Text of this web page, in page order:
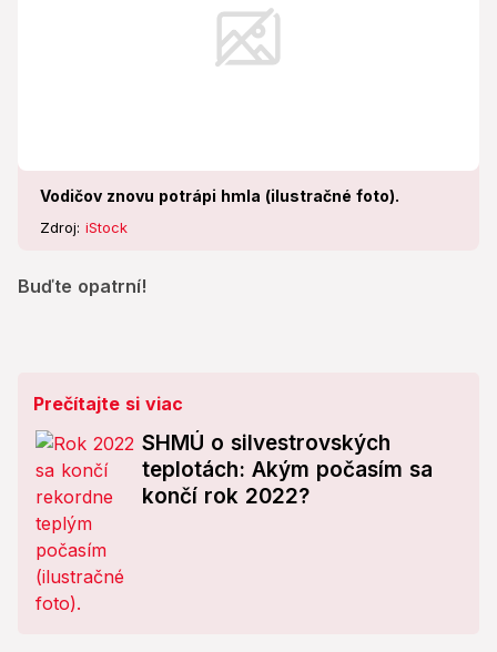
Vodičov znovu potrápi hmla (ilustračné foto).
Zdroj: iStock
Buďte opatrní!
Prečítajte si viac
SHMÚ o silvestrovských
teplotách: Akým počasím sa
končí rok 2022?